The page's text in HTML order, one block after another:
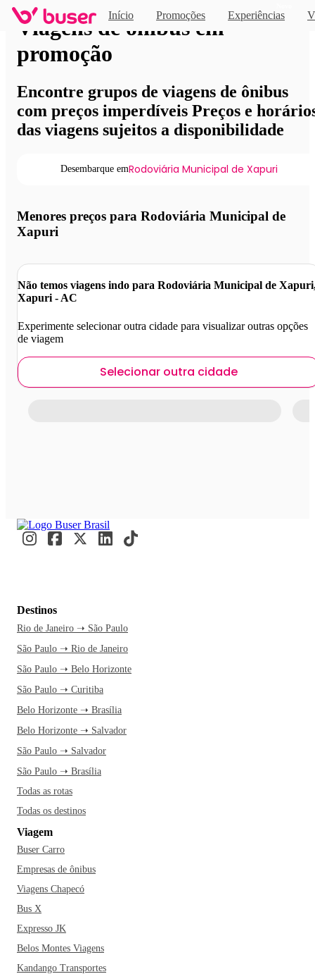
Início Promoções Experiências
Viagens de ônibus em
promoção
Encontre grupos de viagens de ônibus
com preços imperdíveis Preços e
das viagens sujeitos a disponibilidade
Desembarque emRodoviária Municipal de Xapuri
Menores preços para Rodoviária Municipal de
Xapuri
Não temos viagens indo para Rodoviária Municipal de
Xapuri - AC
Experimente selecionar outra cidade para visualizar outras opções
de viagem
Selecionar outra cidade
Destinos
Rio de Janeiro ➝ São Paulo
São Paulo ➝ Rio de Janeiro
São Paulo ➝ Belo Horizonte
São Paulo ➝ Curitiba
Belo Horizonte ➝ Brasília
Belo Horizonte ➝ Salvador
São Paulo ➝ Salvador
São Paulo ➝ Brasília
Todas as rotas
Todas os destinos
Viagem
Buser Carro
Empresas de ônibus
Viagens Chapecó
Bus X
Expresso JK
Belos Montes Viagens
Kandango Transportes